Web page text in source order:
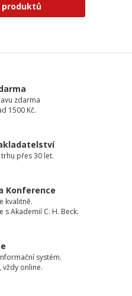
produktů
zdarma
1500 Kč.
přes 30 let.
Konference
kvalitně.
s Akademií C. H. Beck.
systém.
vždy online.